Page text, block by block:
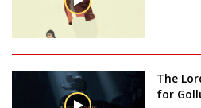
The
for